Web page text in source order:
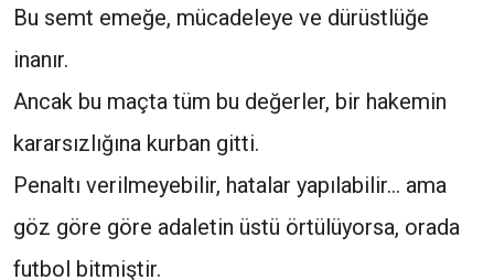
Bu semt emeğe, mücadeleye ve dürüstlüğe
inanır.
Ancak bu maçta tüm bu değerler, bir hakemin
kararsızlığına kurban gitti.
Penaltı verilmeyebilir, hatalar yapılabilir… ama
göz göre göre adaletin üstü örtülüyorsa, orada
futbol bitmiştir.